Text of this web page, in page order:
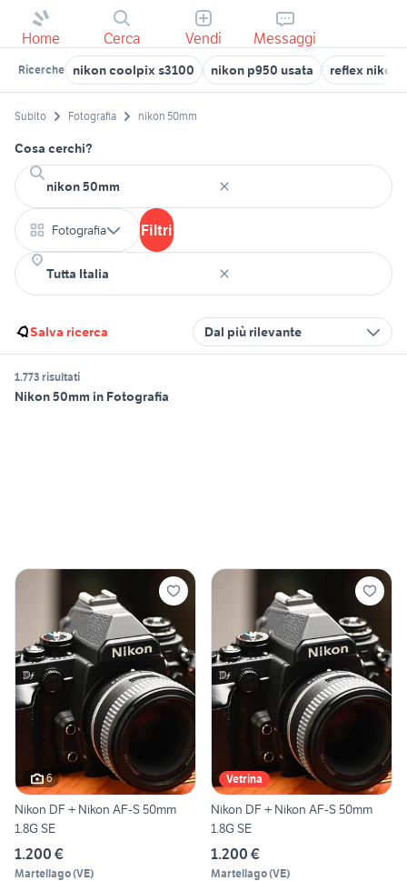
Home Cerca Vendi Messaggi
Ricerche nikon coolpix s3100 nikon p950 usata reflex nikon
Subito Fotografia nikon 50mm
Cosa cerchi?
Fotografia Filtri
Salva ricerca Dal più rilevante
1.773 risultati
Nikon 50mm in Fotografia
6
Nikon DF + Nikon AF-S 50mm
1.8G SE
1.200 €
Martellago(VE)
Vetrina
Nikon DF + Nikon AF-S 50mm
1.8G SE
1.200 €
Martellago(VE)